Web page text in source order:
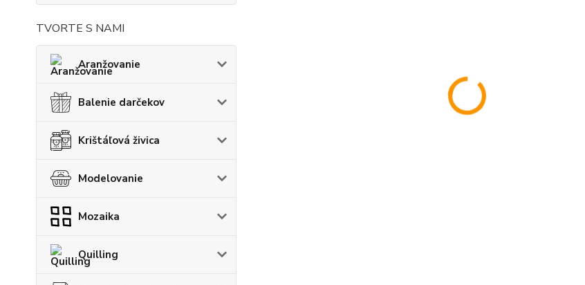
TVORTE S NAMI
Aranžovanie
Balenie darčekov
Krištáľová živica
Modelovanie
Mozaika
Quilling